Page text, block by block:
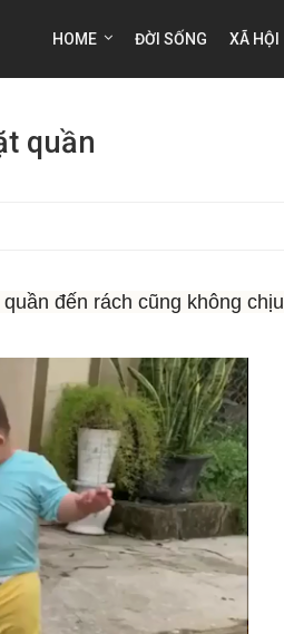
HOME ĐỜI SỐNG XÃ HỘI
quần
đến rách cũng không chịu